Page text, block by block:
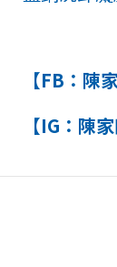
【FB：陳
【IG： 陳